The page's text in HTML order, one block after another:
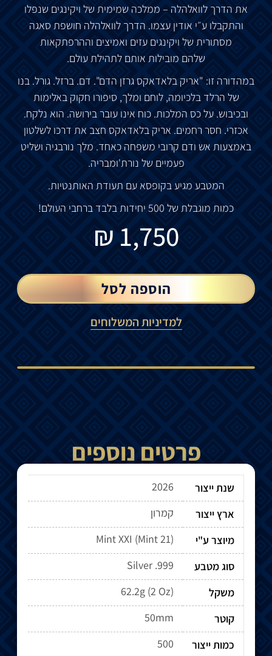
את הדרך לוואלהלה – ממלכה שמימית של ויקינגים שנפלו
והתקבלו ע״י אודין עצמו. הדרך לוואלהלה חושפת סאגה
מסתורית של ויקינגים עזים ואמיצים וההרפתקאות
שלהם מובילות אותם לתהילת עולם.
במהדורה זו: "אריק בלאדאקס גרזן הדם". דם. ברזל. גורל. בנו
של הרלד בלכיומה, לוחם ומלך, סיפורו חקוק באלימות
ובכיבוש. על כס המלכות. כוח אינו עובר בירושה. הוא נלקח.
אכזרי. חסר רחמים. אריק בלאדאקס חצב את דרכו לשלטון
באמצעות אש ודם קרובי משפחה כאחד. מלך נורבגיה ושליט
פעמיים של נורת'ומבריה.
המטבע מגיע בקופסא עם תעודת האותנטיות.
כמות מוגבלת של 500 יחידות בלבד ברחבי העולם!
1,750
₪
הוספה לסל
למדיניות המשלוחים
פרטים נוספים
שנת ייצור
2026
ארץ ייצור
קמרון
מיוצר ע"י
סוג מטבע
Silver .999
משקל
62.2g (2 Oz)
קוטר
50mm
כמות ייצור
500